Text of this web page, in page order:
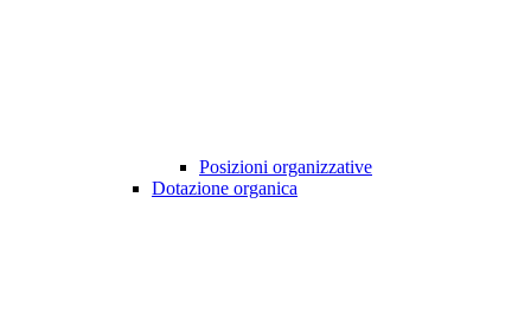
Posizioni organizzative
Dotazione organica